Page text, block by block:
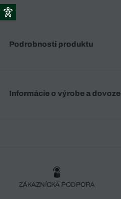
Podrobnosti produktu
Informácie o výrobe a dovoze
ZÁKAZNÍCKA PODPORA